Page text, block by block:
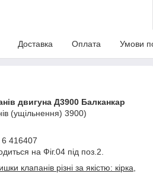
Доставка Оплата Умови
двигуна Д3900 Балканкар
(ущільнення) 3900)
6 416407
на Фіг.04 під поз.2.
клапанів різні за якістю: кірка,